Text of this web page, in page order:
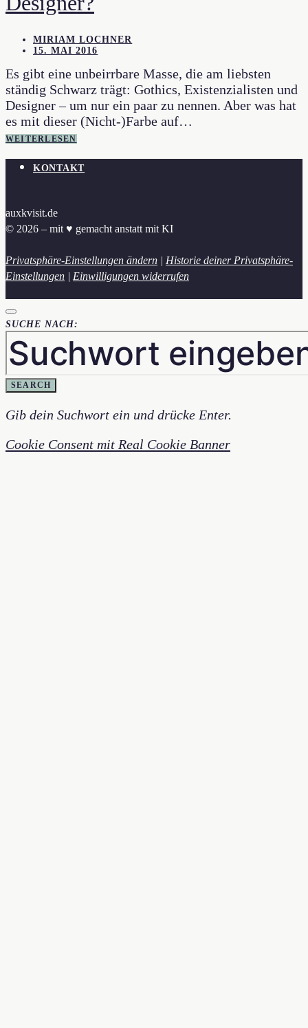
MIRIAM LOCHNER
15. MAI 2016
Es gibt eine unbeirrbare Masse, die am liebsten
ständig Schwarz trägt: Gothics, Existenzialisten und
Designer – um nur ein paar zu nennen. Aber was hat
es mit dieser (Nicht-)Farbe auf…
WEITERLESEN
KONTAKT
auxkvisit.de
© 2026 – mit ♥︎ gemacht anstatt mit KI
Privatsphäre-Einstellungen ändern | Historie deiner Privatsphäre-
Einstellungen | Einwilligungen widerrufen
SUCHE NACH:
SEARCH
Gib dein Suchwort ein und drücke Enter.
Cookie Consent mit Real Cookie Banner